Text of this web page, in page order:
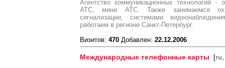
Агентство коммуникационных технологий -
АТС, мини АТС. Также занимаемся
сигнализации, системами
работаем в регионе Санкт-Петербург.
Визитов: 470 Добавлен: 22.12.2006
Международные телефонные карты [